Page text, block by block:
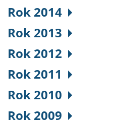
Rok 2014
Rok 2013
Rok 2012
Rok 2011
Rok 2010
Rok 2009